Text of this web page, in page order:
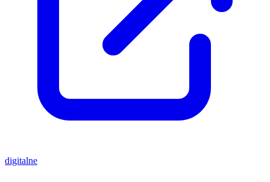
digitalne